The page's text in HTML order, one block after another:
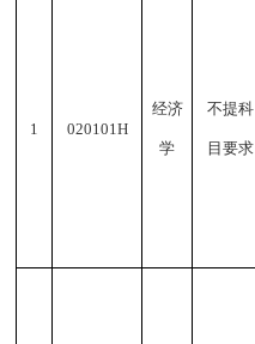
1 020101H
经济
学
不提科
目要求